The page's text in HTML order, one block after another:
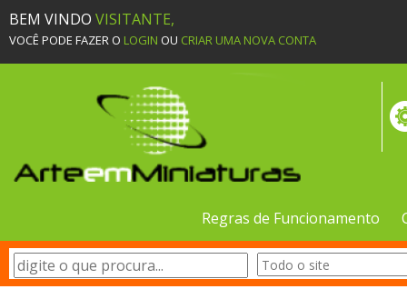
BEM VINDO VISITANTE,
VOCÊ PODE FAZER O LOGIN OU CRIAR UMA NOVA CONTA
Regras de Funcionamento